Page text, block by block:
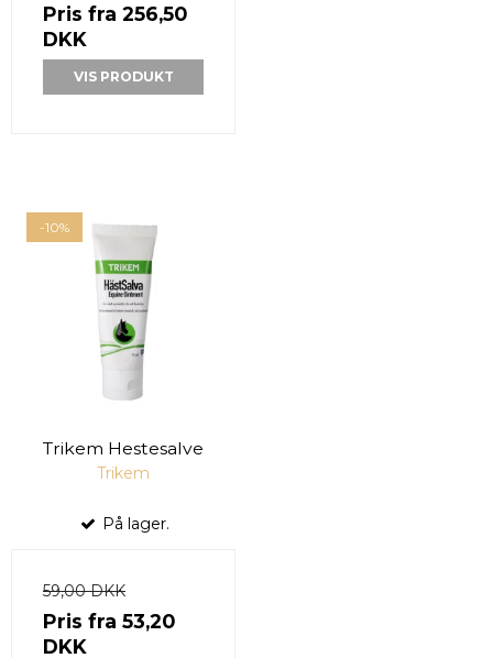
Pris fra 256,50
DKK
VIS PRODUKT
-10%
Trikem Hestesalve
Trikem
På lager.
59,00 DKK
Pris fra 53,20
DKK